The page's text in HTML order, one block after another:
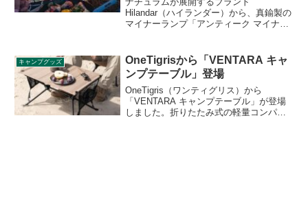
Hilandar（ハイランダー）から、真鍮製の
マイナーランプ「アンティーク マイナー
で、2022年6月上旬発送予定となっていま
す。詳細をレビューします。
キャンプグッズ
OneTigrisから「VENTARA キャ
ンプテーブル」登場
OneTigris（ワンティグリス）から
「VENTARA キャンプテーブル」が登場
しました。折りたたみ式の軽量コンパク